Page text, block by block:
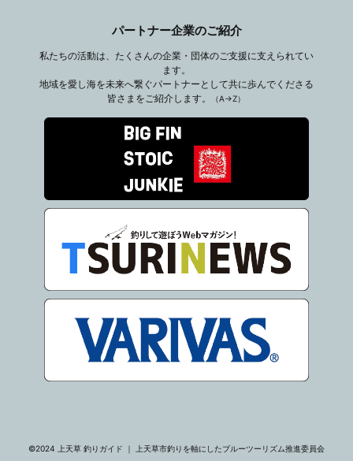
パートナー企業のご紹介
私たちの活動は、たくさんの企業・団体のご支援に支えられてい
ます。
地域を愛し海を未来へ繋ぐパートナーとして共に歩んでくださる
皆さまをご紹介します。
（A→Z）
©2024 上天草 釣りガイド ｜ 上天草市釣りを軸にしたブルーツーリズム推進委員会